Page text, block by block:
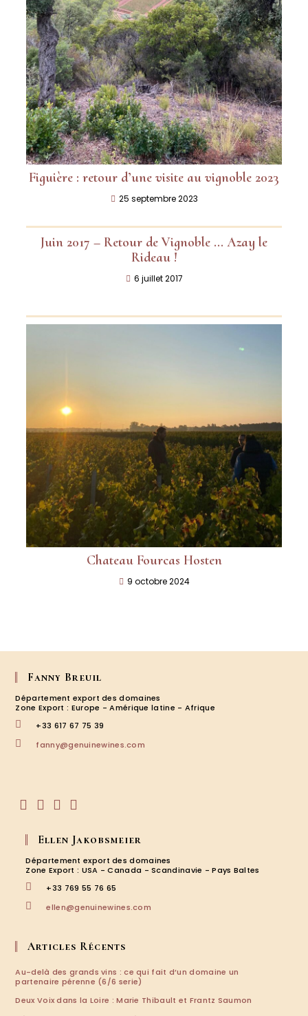
Figuière : retour d’une visite au vignoble 2023
25 septembre 2023
Juin 2017 – Retour de Vignoble … Azay le
Rideau !
6 juillet 2017
Chateau Fourcas Hosten
9 octobre 2024
Fanny Breuil
Département export des domaines
Zone Export : Europe - Amérique latine - Afrique
+33 617 67 75 39
fanny@genuinewines.com
dans
un
nouvel
onglet
un
nouvel
onglet
un
nouvel
onglet
un
nouvel
onglet
Ellen Jakobsmeier
Département export des domaines
Zone Export : USA - Canada - Scandinavie - Pays Baltes
+33 769 55 76 65
ellen@genuinewines.com
Articles Récents
Au-delà des grands vins : ce qui fait d’un domaine un
partenaire pérenne (6/6 serie)
Deux Voix dans la Loire : Marie Thibault et Frantz Saumon